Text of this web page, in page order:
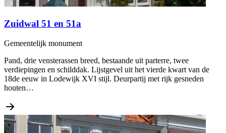
Zuidwal 51 en 51a
Gemeentelijk monument
Pand, drie vensterassen breed, bestaande uit parterre, twee
verdiepingen en schilddak. Lijstgevel uit het vierde kwart van de
18de eeuw in Lodewijk XVI stijl. Deurpartij met rijk gesneden
houten…